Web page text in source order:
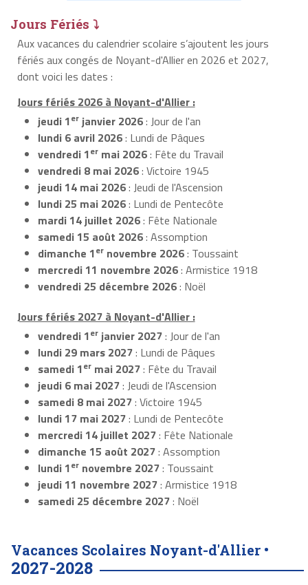
Jours Fériés ⤵
Aux vacances du calendrier scolaire s’ajoutent les jours
fériés aux congés de Noyant-d'Allier en 2026 et 2027,
dont voici les dates :
Jours fériés 2026 à Noyant-d'Allier :
jeudi 1er janvier 2026: Jour de l'an
lundi 6 avril 2026: Lundi de Pâques
vendredi 1er mai 2026: Fête du Travail
vendredi 8 mai 2026: Victoire 1945
jeudi 14 mai 2026: Jeudi de l'Ascension
lundi 25 mai 2026: Lundi de Pentecôte
mardi 14 juillet 2026: Fête Nationale
samedi 15 août 2026: Assomption
dimanche 1er novembre 2026: Toussaint
mercredi 11 novembre 2026: Armistice 1918
vendredi 25 décembre 2026: Noël
Jours fériés 2027 à Noyant-d'Allier :
vendredi 1er janvier 2027: Jour de l'an
lundi 29 mars 2027: Lundi de Pâques
samedi 1er mai 2027: Fête du Travail
jeudi 6 mai 2027: Jeudi de l'Ascension
samedi 8 mai 2027: Victoire 1945
lundi 17 mai 2027: Lundi de Pentecôte
mercredi 14 juillet 2027: Fête Nationale
dimanche 15 août 2027: Assomption
lundi 1er novembre 2027: Toussaint
jeudi 11 novembre 2027: Armistice 1918
samedi 25 décembre 2027: Noël
Vacances Scolaires Noyant-d'Allier •
2027-2028